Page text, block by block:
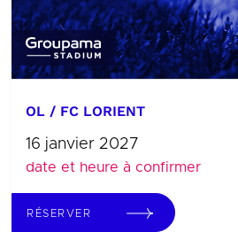
OL / FC LORIENT
16 janvier 2027
date et heure à confirmer
RÉSERVER